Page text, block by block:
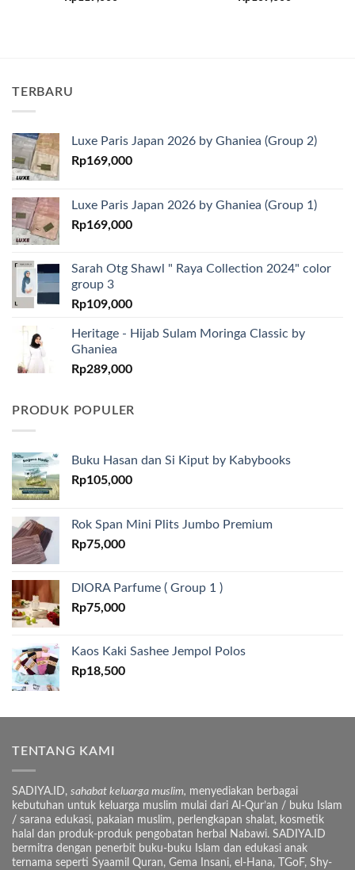
TERBARU
Luxe Paris Japan 2026 by Ghaniea (Group 2)
Rp169,000
Luxe Paris Japan 2026 by Ghaniea (Group 1)
Rp169,000
Sarah Otg Shawl " Raya Collection 2024" color
group 3
Rp109,000
Heritage - Hijab Sulam Moringa Classic by
Ghaniea
Rp289,000
PRODUK POPULER
Buku Hasan dan Si Kiput by Kabybooks
Rp105,000
Rok Span Mini Plits Jumbo Premium
Rp75,000
DIORA Parfume ( Group 1 )
Rp75,000
Kaos Kaki Sashee Jempol Polos
Rp18,500
TENTANG KAMI
SADIYA.ID, sahabat keluarga muslim, menyediakan berbagai
kebutuhan untuk keluarga muslim mulai dari Al-Qur’an / buku Islam
/ sarana edukasi, pakaian muslim, perlengkapan shalat, kosmetik
halal dan produk-produk pengobatan herbal Nabawi. SADIYA.ID
bermitra dengan penerbit buku-buku Islam dan edukasi anak
ternama seperti Syaamil Quran, Gema Insani, el-Hana, TGoF, Shy-